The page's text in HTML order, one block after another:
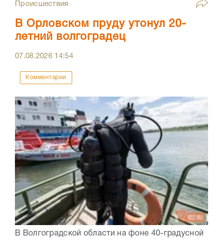
Происшествия
В Орловском пруду утонул 20-
летний волгоградец
07.08.2026 14:54
Комментарии
В Волгоградской области на фоне 40-градусной